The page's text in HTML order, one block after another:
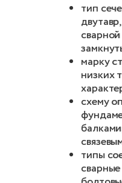
тип
марку
низких
схему
типы